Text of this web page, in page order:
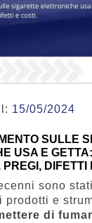
15/05/2024
SULLE
USA E
DIFETTI
sono
prodotti e
di